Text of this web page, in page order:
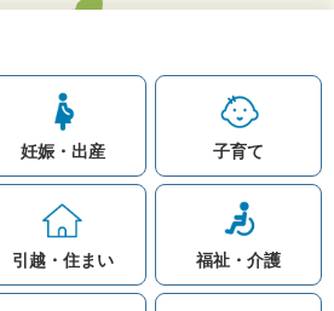
妊娠・出産 子育て
引越・住まい 福祉・介護